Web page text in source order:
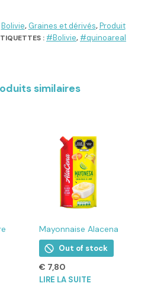
Bolivie, Graines et dérivés,Produit
: #Bolivie, #quinoareal
similaires
Mayonnaise Alacena
Out of stock
€ 7,80
LIRE LA SUITE